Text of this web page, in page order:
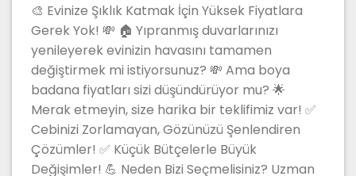
🎨 Evinize Şıklık Katmak İçin Yüksek Fiyatlara
Gerek Yok! 💸 🏠 Yıpranmış duvarlarınızı
yenileyerek evinizin havasını tamamen
değiştirmek mi istiyorsunuz? 💸 Ama boya
badana fiyatları sizi düşündürüyor mu? 🌟
Merak etmeyin, size harika bir teklifimiz var! ✅
Cebinizi Zorlamayan, Gözünüzü Şenlendiren
Çözümler! ✅ Küçük Bütçelerle Büyük
Değişimler! 💪 Neden Bizi Seçmelisiniz? Uzman